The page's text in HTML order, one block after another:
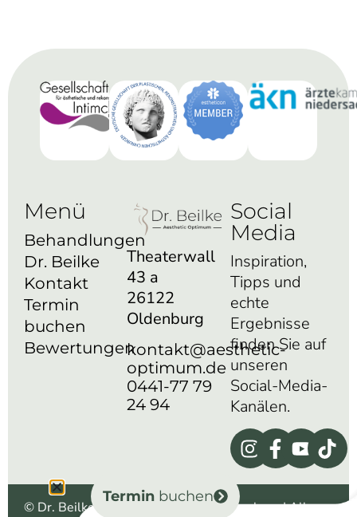
Menü
Behandlungen
Dr. Beilke
Kontakt
Termin
buchen
Bewertungen
Theaterwall
43 a
26122
Oldenburg
kontakt@aesthetic-
optimum.de
0441-77 79
24 94
Social
Media
Inspiration,
Tipps und
echte
Ergebnisse
finden Sie auf
unseren
Social-Media-
Kanälen.
© Dr. Beilke aesthetic optimum – Oldenburg | Alle
Termin buchen